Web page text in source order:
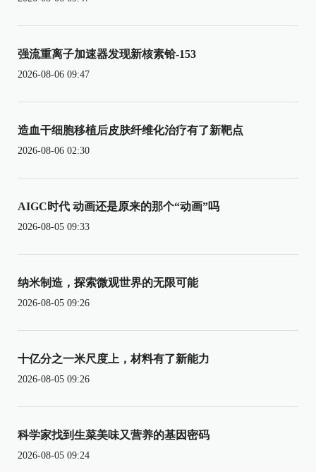
强流重离子加速器发现新核素铪-153
2026-08-06 09:47
造血干细胞移植后皮肤纤维化治疗有了新靶点
2026-08-06 02:30
AIGC时代 动画还是原来的那个“动画”吗
2026-08-05 09:33
纳米制造，探索微观世界的无限可能
2026-08-05 09:26
十亿分之一米尺度上，材料有了新能力
2026-08-05 09:26
科学家找到生菜美味又营养的基因密码
2026-08-05 09:24